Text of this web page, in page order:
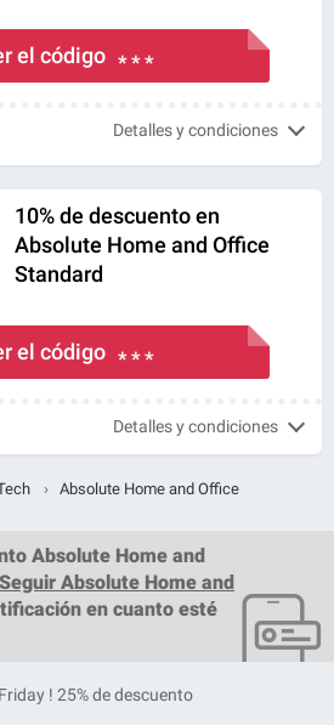
el código * * *
Detalles y condiciones
10% de descuento en
Absolute Home and Office
Standard
el código * * *
Detalles y condiciones
› Absolute Home and Office
Absolute Home and
Seguir Absolute Home and
en cuanto esté
! 25% de descuento